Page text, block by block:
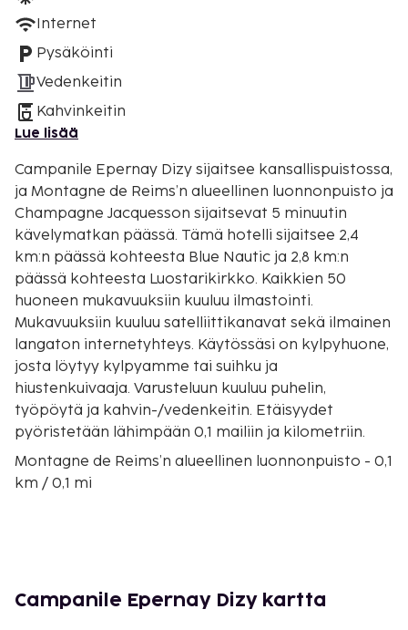
Internet
Pysäköinti
Vedenkeitin
Kahvinkeitin
Lue lisää
Campanile Epernay Dizy sijaitsee kansallispuistossa,
ja Montagne de Reims’n alueellinen luonnonpuisto ja
Champagne Jacquesson sijaitsevat 5 minuutin
kävelymatkan päässä. Tämä hotelli sijaitsee 2,4
km:n päässä kohteesta Blue Nautic ja 2,8 km:n
päässä kohteesta Luostarikirkko. Kaikkien 50
huoneen mukavuuksiin kuuluu ilmastointi.
Mukavuuksiin kuuluu satelliittikanavat sekä ilmainen
langaton internetyhteys. Käytössäsi on kylpyhuone,
josta löytyy kylpyamme tai suihku ja
hiustenkuivaaja. Varusteluun kuuluu puhelin,
työpöytä ja kahvin-/vedenkeitin. Etäisyydet
pyöristetään lähimpään 0,1 mailiin ja kilometriin.
Montagne de Reims’n alueellinen luonnonpuisto - 0,1
km / 0,1 mi
Champagne Michel Bahuchet Père et Fils - 3 km / 1,9
Campanile Epernay Dizy kartta